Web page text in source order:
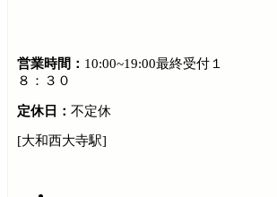
営業時間： 10:00~19:00最終受付１
８：３０
定休日： 不定休
[大和西大寺駅]